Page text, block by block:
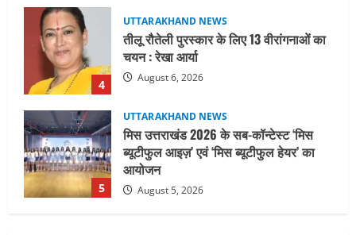
5
मिस उत्तराखंड 2026 के सब-कॉन्टेस्ट ‘मिस
ब्यूटीफुल आइज़’ एवं ‘मिस ब्यूटीफुल हेयर’ का
आयोजन
August 5, 2026
1
UTTARAKHAND NEWS
धामी कैबिनेट ने लिए कई महत्वपूर्ण निर्णय, अब
सामान्य वर्ग के पशुपालकों को भी गाय एवं भैंस
खरीद पर मिलेगा अनुदान, मजदूरी संहिता
नियमावली-2026 को मिली मंजूरी